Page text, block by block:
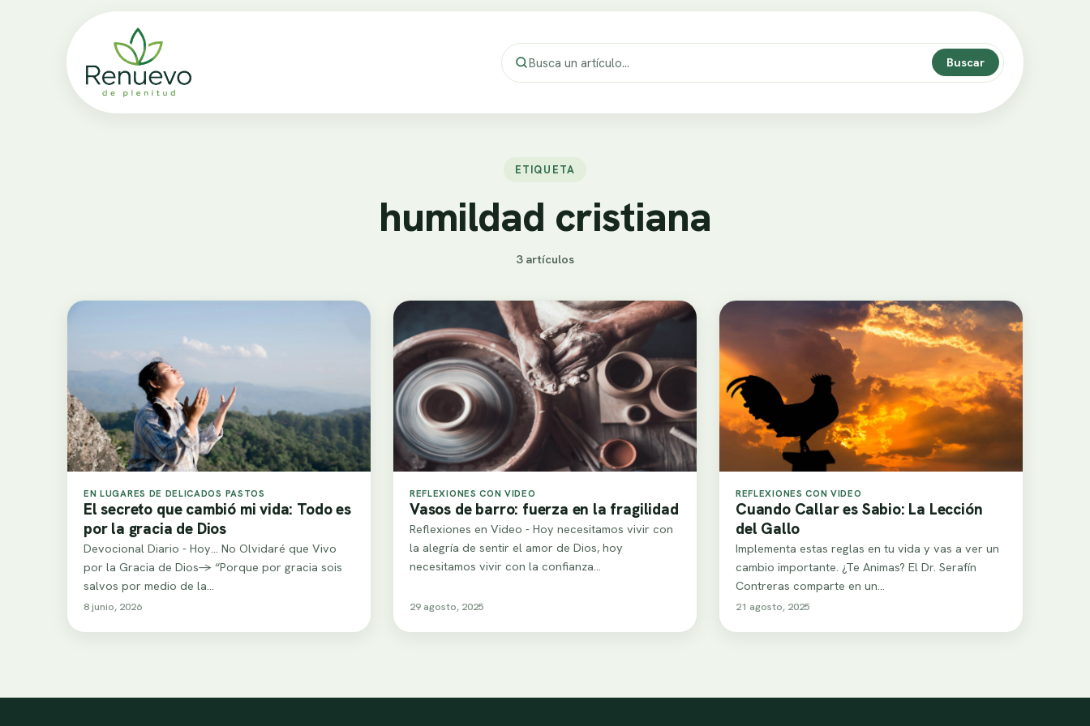
Buscar
ETIQUETA
humildad cristiana
3 artículos
EN LUGARES DE DELICADOS PASTOS
El secreto que cambió mi vida: Todo es
por la gracia de Dios
Devocional Diario - Hoy... No Olvidaré que Vivo
por la Gracia de Dios-> “Porque por gracia sois
salvos por medio de la…
8 junio, 2026
REFLEXIONES CON VIDEO
Vasos de barro: fuerza en la fragilidad
Reflexiones en Video - Hoy necesitamos vivir con
la alegría de sentir el amor de Dios, hoy
necesitamos vivir con la confianza…
29 agosto, 2025
REFLEXIONES CON VIDEO
Cuando Callar es Sabio: La Lección
del Gallo
Implementa estas reglas en tu vida y vas a ver un
cambio importante. ¿Te Animas? El Dr. Serafín
Contreras comparte en un…
21 agosto, 2025